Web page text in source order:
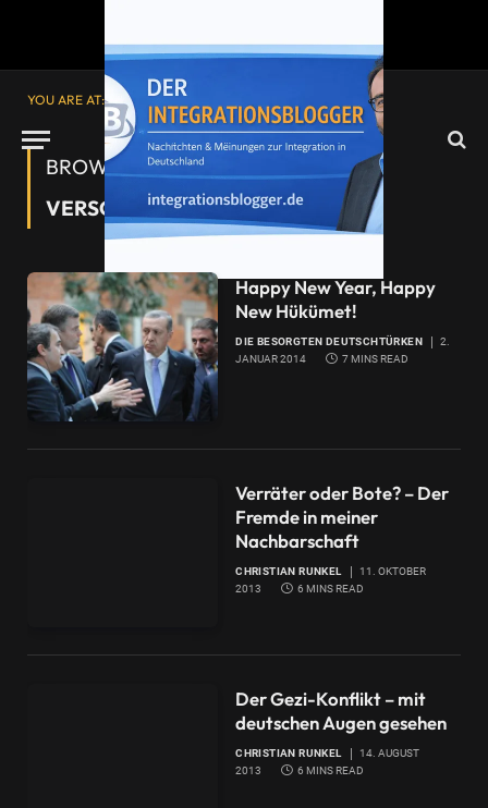
YOU ARE AT: Startseite»
BROWSING:
VERSCHWÖRUNGSTHEORIEN
Happy New Year, Happy
New Hükümet!
DIE BESORGTEN DEUTSCHTÜRKEN
2.
JANUAR 2014
7 MINS READ
Verräter oder Bote? – Der
Fremde in meiner
Nachbarschaft
CHRISTIAN RUNKEL
11. OKTOBER
2013
6 MINS READ
Der Gezi-Konflikt – mit
deutschen Augen gesehen
CHRISTIAN RUNKEL
14. AUGUST
2013
6 MINS READ